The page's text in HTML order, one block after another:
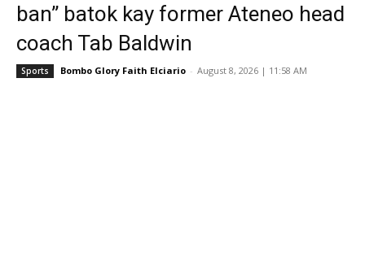
ban” batok kay former Ateneo head
coach Tab Baldwin
Sports Bombo Glory Faith Elciario - August 8, 2026 | 11:58 AM